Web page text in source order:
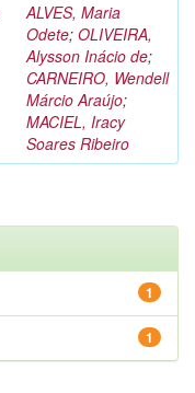
ALVES, Maria
Odete; OLIVEIRA,
Alysson Inácio de;
CARNEIRO, Wendell
Márcio Araújo;
MACIEL, Iracy
Soares Ribeiro
1
1